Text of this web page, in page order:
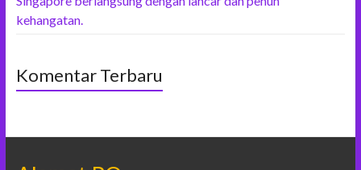
kehangatan.
Komentar Terbaru